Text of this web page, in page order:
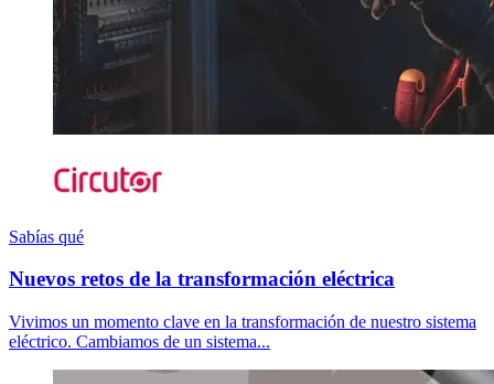
Sabías qué
Nuevos retos de la transformación eléctrica
Vivimos un momento clave en la transformación de nuestro sistema
eléctrico. Cambiamos de un sistema...